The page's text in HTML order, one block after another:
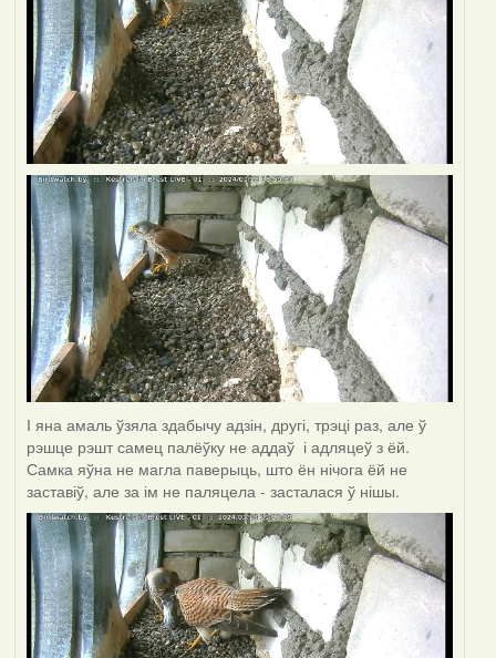
І яна амаль ўзяла здабычу адзін, другі, трэці раз, але ў
рэшце рэшт самец палёўку не аддаў і адляцеў з ёй.
Самка яўна не магла паверыць, што ён нічога ёй не
заставіў, але за ім не паляцела - засталася ў нішы.